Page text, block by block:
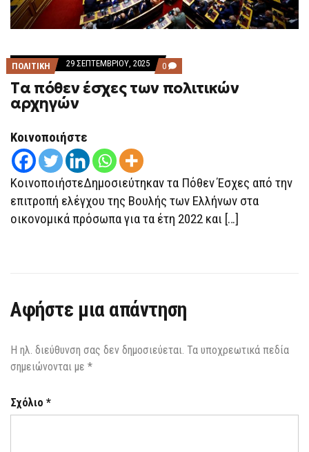
ΠΟΛΙΤΙΚΗ 29 ΣΕΠΤΕΜΒΡΊΟΥ, 2025 0 COMMENTS
ON
TΑ
ΠΌΘΕΝ
Tα πόθεν έσχες των πολιτικών
αρχηγών
Κοινοποιήστε
ΚοινοποιήστεΔημοσιεύτηκαν τα Πόθεν Έσχες από την
επιτροπή ελέγχου της Βουλής των Ελλήνων στα
οικονομικά πρόσωπα για τα έτη 2022 και […]
Αφήστε μια απάντηση
Η ηλ. διεύθυνση σας δεν δημοσιεύεται. Τα υποχρεωτικά πεδία
σημειώνονται με *
Σχόλιο *